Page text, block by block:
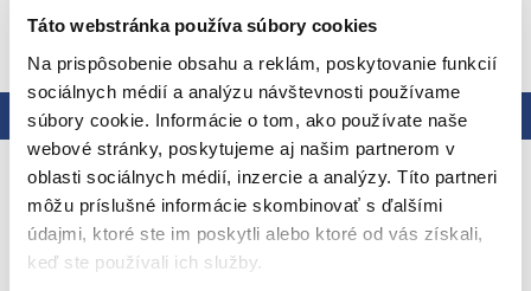
Táto webstránka používa súbory cookies
Na prispôsobenie obsahu a reklám, poskytovanie funkcií
sociálnych médií a analýzu návštevnosti používame
súbory cookie. Informácie o tom, ako používate naše
webové stránky, poskytujeme aj našim partnerom v
oblasti sociálnych médií, inzercie a analýzy. Títo partneri
môžu príslušné informácie skombinovať s ďalšími
údajmi, ktoré ste im poskytli alebo ktoré od vás získali,
keď ste používali ich služby.
skúsených kuchárov, tak aj pre začiatočníkov.
Zloženie:Voda, kokosový tuk 5 % (plne stužený), MANDLE 3 %,
emulgátory: estery mono- a diglyceridov mastných kyselín s
kyselinou mliečnou, mono- a diglyceridy mastných kyselín,
estery mono- a diglyceridov mastných kyselín s kyselinou
mono- a diacetylvinnou, polysorbát 80; zahusťovadlá:
celulóza, celulózová guma, karagénan, xantán; regulátory
kyslosti: fosforečnany draselné, citran sodný, soľ. Obsahuje
prirodzene sa vyskytujúce cukry. Môže obsahovať stopy sóje
a orechov.
Alergény sú označené VEĽKÝM písmom.
OPÝTAŤ SA STRÁŽIŤ
Popis Hodnotenie
Podrobný popis
JOYA CUISINE Rastlinný krém na varenie a na
šľahanie, s kokosom a mandľami je snom pre
všetkých, ktorí radi varia a pečú. Je vyrobená z